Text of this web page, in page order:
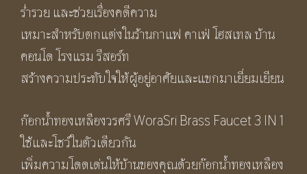
ร่ำรวย และช่วยเรื่องคดีความ
เหมาะสำหรับตกแต่งในร้านกาแฟ คาเฟ่ โฮสเทล บ้าน
คอนโด โรงแรม รีสอร์ท
สร้างความประทับใจให้ผู้อยู่อาศัยและแขกมาเยี่ยมเยียน
ก๊อกน้ำทองเหลืองวรศรี WoraSri Brass Faucet 3 IN 1
ใช้และโชว์ในตัวเดียวกัน
เพิ่มความโดดเด่นให้บ้านของคุณด้วยก๊อกน้ำทองเหลือง